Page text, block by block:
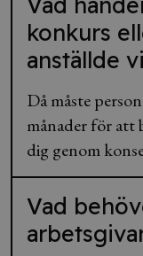
konkurs
anställde
Då måste
månader för att
dig genom
Vad